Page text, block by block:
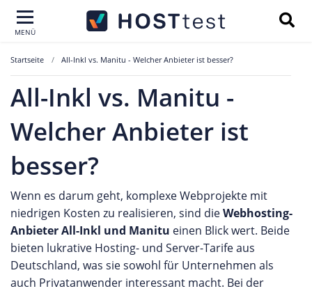
MENÜ
Startseite All-Inkl vs. Manitu - Welcher Anbieter ist besser?
All-Inkl vs. Manitu -
Welcher Anbieter ist
besser?
Wenn es darum geht, komplexe Webprojekte mit
niedrigen Kosten zu realisieren, sind dieWebhosting-
Anbieter All-Inkl und Manitu einen Blick wert. Beide
bieten lukrative Hosting- und Server-Tarife aus
Deutschland, was sie sowohl für Unternehmen als
auch Privatanwender interessant macht. Bei der